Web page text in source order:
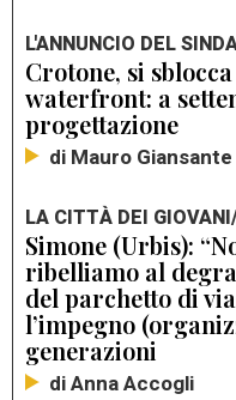
L'ANNUNCIO DEL
Crotone, si
waterfront: a
progettazione
di Mauro Giansante
LA CITTÀ DEI
Simone (Urbis):
ribelliamo al
del parchetto di
l’impegno
generazioni
di Anna Accogli